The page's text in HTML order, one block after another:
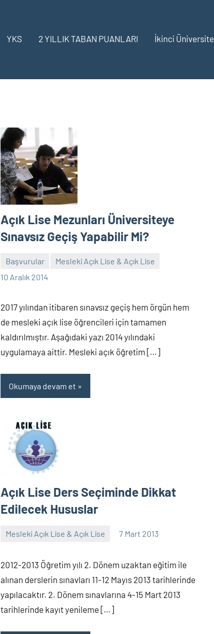
YKS 2 YILLIK TABAN PUANLARI İkinci Üniversite
Açık Lise Mezunları Üniversiteye
Sınavsız Geçiş Yapabilir Mi?
Başvurular
Mesleki Açık Lise & Açık Lise
10 Aralık 2014
alperturkoglu
500
2017 yılından itibaren sınavsız geçiş hem örgün hem
de mesleki açık lise öğrencileri için tamamen
kaldırılmıştır. Aşağıdaki yazı 2014 yılındaki
uygulamaya aittir. Mesleki açık öğretim […]
Okumaya devam et
Açık Lise Ders Seçiminde Dikkat
Edilecek Hususlar
Mesleki Açık Lise & Açık Lise 7 Mart 2013
alperturkoglu
2012-2013 Öğretim yılı 2. Dönem uzaktan eğitim ile
alınan derslerin sınavları 11-12 Mayıs 2013 tarihlerinde
yapılacaktır. 2. Dönem sınavlarına 4-15 Mart 2013
tarihlerinde kayıt yenileme […]